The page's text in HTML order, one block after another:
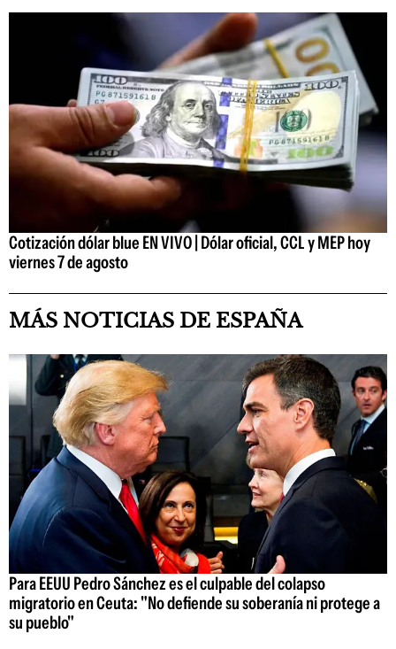
Cotización dólar blue EN VIVO | Dólar oficial, CCL y MEP hoy
viernes 7 de agosto
MÁS NOTICIAS DE ESPAÑA
Para EEUU Pedro Sánchez es el culpable del colapso
migratorio en Ceuta: "No defiende su soberanía ni protege a
su pueblo"